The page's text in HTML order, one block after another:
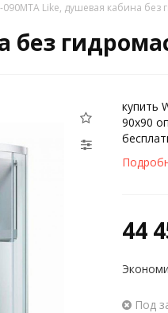
090MTA Like, душевая кабина без
без
купить
90х90
44
Под